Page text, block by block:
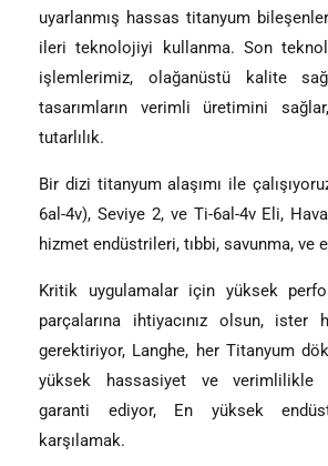
uyarlanmış hassas titanyum
ileri teknolojiyi kullanma. Son
işlemlerimiz, olağanüstü kalite
tasarımların verimli üretimini
tutarlılık.
Bir dizi titanyum alaşımı ile
6al-4v), Seviye 2, ve Ti-6al-4v Eli,
hizmet endüstrileri, tıbbi, savunma, ve
Kritik uygulamalar için yüksek
parçalarına ihtiyacınız olsun, ister
gerektiriyor, Langhe, her Titanyum
yüksek hassasiyet ve verimlilikle
garanti ediyor, En yüksek
karşılamak.